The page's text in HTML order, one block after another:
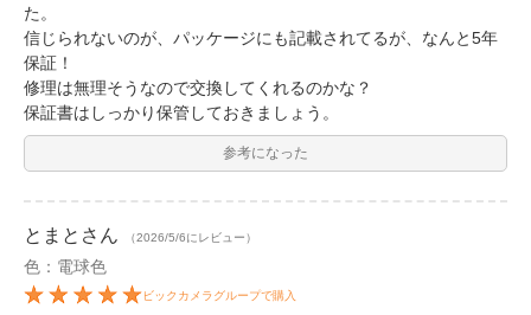
た。
信じられないのが、パッケージにも記載されてるが、なんと5年
保証！
修理は無理そうなので交換してくれるのかな？
保証書はしっかり保管しておきましょう。
参考になった
とまと さん （2026/5/6にレビュー）
色：電球色
ビックカメラグループで購入